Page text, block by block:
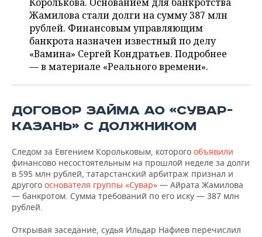
ОПК
ЭНЕРГЕТИКА
УСЛУГИ
МЕДИА
ТЕЛЕКОММУНИКАЦИИ
ВЫЕЗДНАЯ РЕДАКЦИЯ
БИЗНЕС-БРАНЧИ
ONLINE-КОНФЕРЕНЦИИ
ОТКРЫТАЯ ЛЕКЦИЯ
НОВОСТИ СПОРТА
ФУТБОЛ
ХОККЕЙ
БАСКЕТБОЛ
КИБЕРСПОРТ
ФИГУРНОЕ КАТАНИЕ
ОБЩЕСТВО
НОВОСТИ ОБЩЕСТВА
ВЛАСТЬ
ИНФРАСТРУКТУРА
КУЛЬТУРА
МЕДИЦИНА
ФОТОГАЛЕРЕЯ
СЮЖЕТЫ
СПРАВОЧНИК
СПИСОК КОМПАНИЙ
Жамилова стали долги на сумму 387 млн
рублей. Финансовым управляющим
банкрота назначен известный по делу
«Вамина» Сергей Кондратьев. Подробнее
— в материале «Реального времени».
ДОГОВОР ЗАЙМА АО «СУВАР-
КАЗАНЬ» С ДОЛЖНИКОМ
Следом за Евгением Корольковым, которого объявили
финансово несостоятельным на прошлой неделе за долги
в 595 млн рублей, татарстанский арбитраж признал и
другого основателя группы «Сувар» — Айрата Жамилова
— банкротом. Сумма требований по его иску — 387 млн
рублей.
Открывая заседание, судья Ильдар Нафиев перечислил